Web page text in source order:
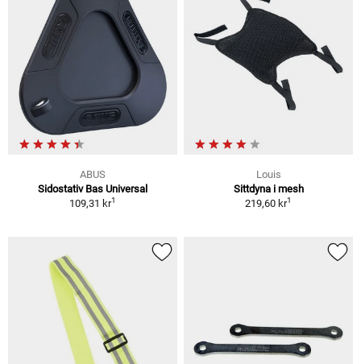
ABUS
Sidostativ Bas Universal
109,31 kr1
Louis
Sittdyna i mesh
219,60 kr1